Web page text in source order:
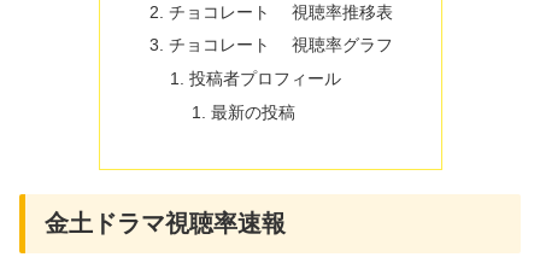
チョコレート 視聴率推移表
チョコレート 視聴率グラフ
投稿者プロフィール
最新の投稿
金土ドラマ視聴率速報